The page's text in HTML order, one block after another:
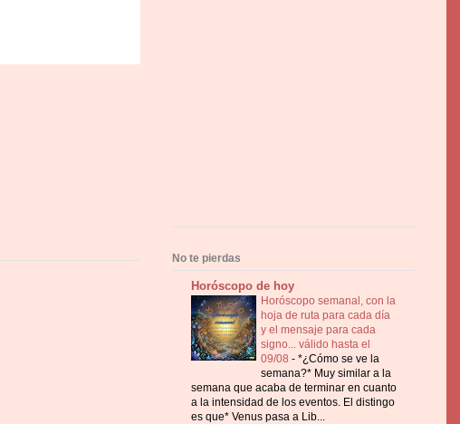
No te pierdas
Horóscopo de hoy
Horóscopo semanal, con la
hoja de ruta para cada día
y el mensaje para cada
signo... válido hasta el
09/08 - *¿Cómo se ve la
semana?* Muy similar a la
semana que acaba de terminar en cuanto
a la intensidad de los eventos. El distingo
es que* Venus pasa a Lib...